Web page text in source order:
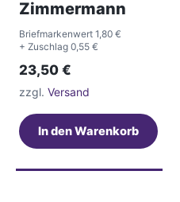
Zimmermann
Briefmarkenwert 1,80 €
+ Zuschlag 0,55 €
23,50 €
zzgl. Versand
In den Warenkorb